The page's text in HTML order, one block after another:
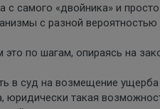
с самого «двойника» и
с разной вероятностью
это по шагам, опираясь на
в суд на возмещение ущерба
юридически такая